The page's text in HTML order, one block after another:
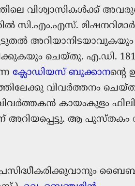
വിശ്വാസികള്‍ക്ക്
സി.എം.എസ്.
കൂടുതൽ
ചെയ്തു. എ.ഡി.
ക്ലോഡിയസ് ബുക്കാനന്റെ
വിവര്‍ത്തനം
കായംകുളം
ആ പുസ്തകം